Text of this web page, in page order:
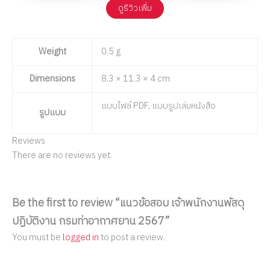
ดูรีวิวเพื่ม
Weight
0.5 g
Dimensions
8.3 × 11.3 × 4 cm
รูปแบบ แบบไฟล์ PDF, แบบรูปเล่มหนังสือ
Reviews
There are no reviews yet.
Be the first to review “แนวข้อสอบ เจ้าพนักงานพัสดุ
ปฏิบัติงาน กรมท่าอากาศยาน 2567”
You must be logged in to post a review.